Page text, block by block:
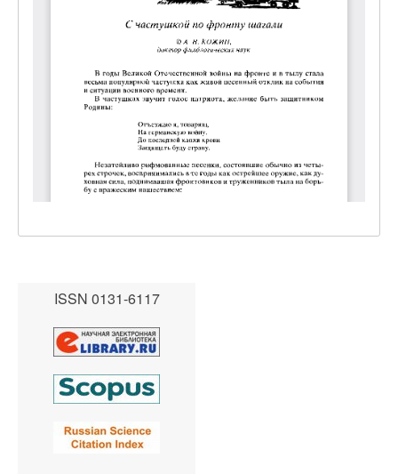
ISSN 0131-6117